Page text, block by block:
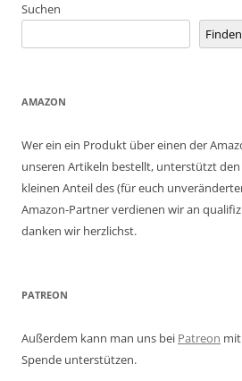
Suchen
Finden
AMAZON
Wer ein ein Produkt über einen der
unseren Artikeln bestellt, unterstützt
kleinen Anteil des (für euch
Amazon-Partner verdienen wir an
danken wir herzlichst.
PATREON
Außerdem kann man uns bei Patreon
Spende unterstützen.